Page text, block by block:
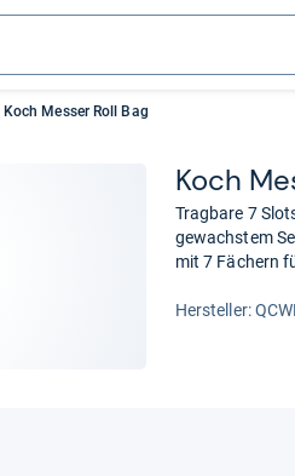
Koch Messer Roll Bag
Koch
Tragbare 7
gewachstem
mit 7 Fächern
Her­stel­ler: